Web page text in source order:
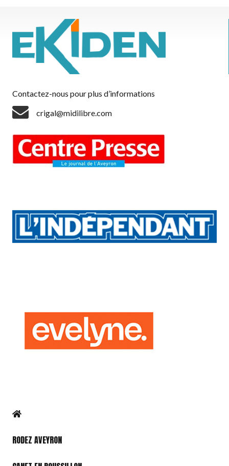
Contactez-nous pour plus d’informations
crigal@midilibre.com
RODEZ AVEYRON